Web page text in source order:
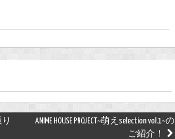
り
ANIME HOUSE PROJECT~萌えselection vol.1~の
ご紹介！